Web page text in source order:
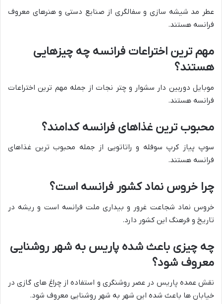
عطر مد شیشه سازی و سفالگری از صنایع دستی و هنرهای معروف
فرانسه هستند.
مهم ترین اختراعات فرانسه چه چیزهایی
هستند؟
موبایل دوربین دار سشوار و چتر نجات از جمله مهم ترین اختراعات
فرانسه هستند.
محبوب ترین غذاهای فرانسه کدامند؟
سوپ پیاز کرپ سوفله و راتاتویی از جمله محبوب ترین غذاهای
فرانسه هستند.
چرا خروس نماد کشور فرانسه است؟
خروس نماد شجاعت غرور و بیداری ملت فرانسه است و ریشه در
تاریخ و فرهنگ این کشور دارد.
چه چیزی باعث شده پاریس به شهر روشنایی
معروف شود؟
نقش عمده پاریس در عصر روشنگری و استفاده از چراغ های گازی در
خیابان ها باعث شده این شهر به شهر روشنایی معروف شود.